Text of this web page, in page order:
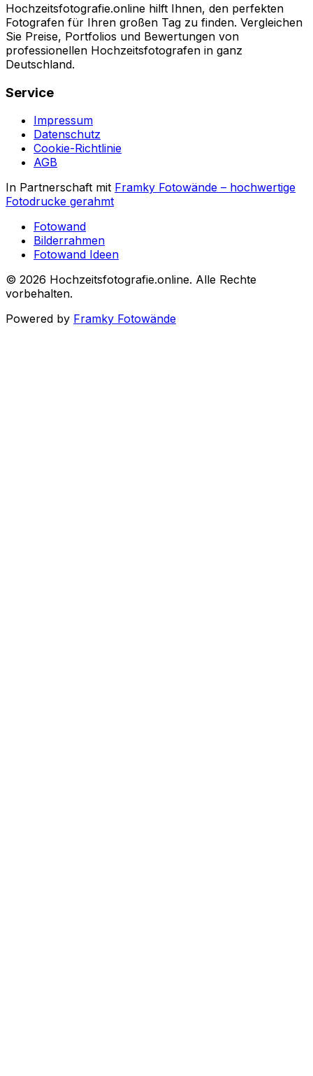
Hochzeitsfotografie.online hilft Ihnen, den perfekten
Fotografen für Ihren großen Tag zu finden. Vergleichen
Sie Preise, Portfolios und Bewertungen von
professionellen Hochzeitsfotografen in ganz
Deutschland.
Service
Impressum
Datenschutz
Cookie-Richtlinie
AGB
In Partnerschaft mit Framky Fotowände – hochwertige
Fotodrucke gerahmt
Fotowand
Bilderrahmen
Fotowand Ideen
© 2026 Hochzeitsfotografie.online. Alle Rechte
vorbehalten.
Powered by Framky Fotowände